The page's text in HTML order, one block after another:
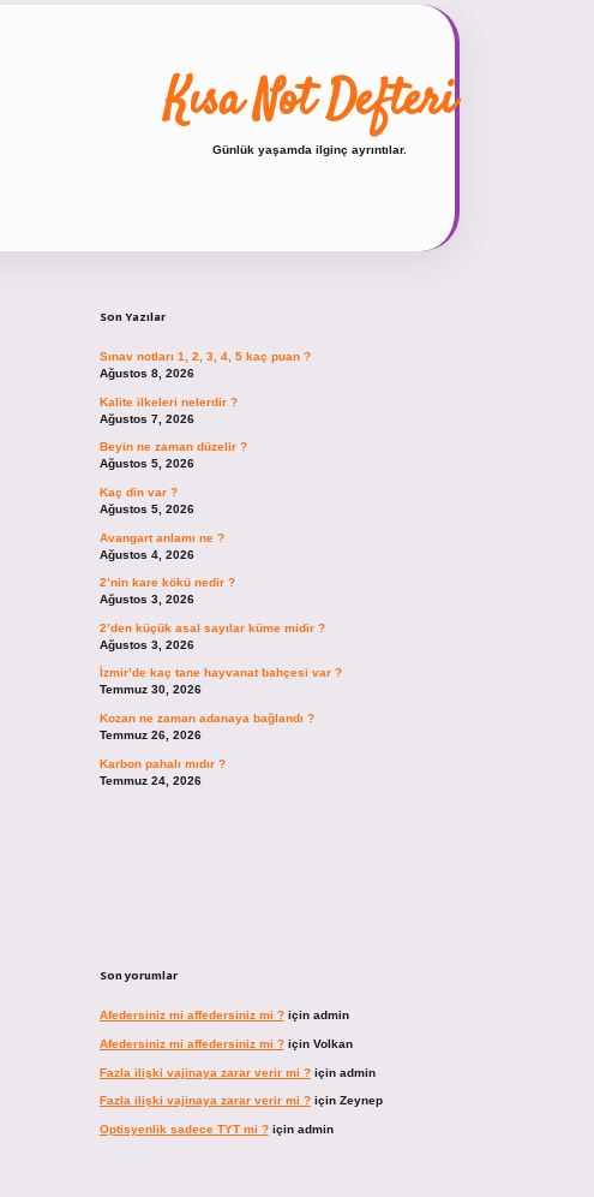
Kısa Not Defteri
Günlük yaşamda ilginç ayrıntılar.
Son Yazılar
Sınav notları 1, 2, 3, 4, 5 kaç puan ?
Ağustos 8, 2026
Kalite ilkeleri nelerdir ?
Ağustos 7, 2026
Beyin ne zaman düzelir ?
Ağustos 5, 2026
Kaç din var ?
Ağustos 5, 2026
Avangart anlamı ne ?
Ağustos 4, 2026
2’nin kare kökü nedir ?
Ağustos 3, 2026
2’den küçük asal sayılar küme midir ?
Ağustos 3, 2026
İzmir’de kaç tane hayvanat bahçesi var ?
Temmuz 30, 2026
Kozan ne zaman adanaya bağlandı ?
Temmuz 26, 2026
Karbon pahalı mıdır ?
Temmuz 24, 2026
Son yorumlar
Afedersiniz mi affedersiniz mi ?için admin
Afedersiniz mi affedersiniz mi ?için Volkan
Fazla ilişki vajinaya zarar verir mi ?için admin
Fazla ilişki vajinaya zarar verir mi ?için Zeynep
Optisyenlik sadece TYT mi ?için admin